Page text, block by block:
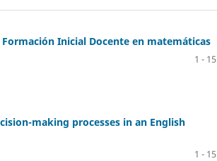
Inicial Docente en matemáticas
1 - 15
making processes in an English
1 - 15